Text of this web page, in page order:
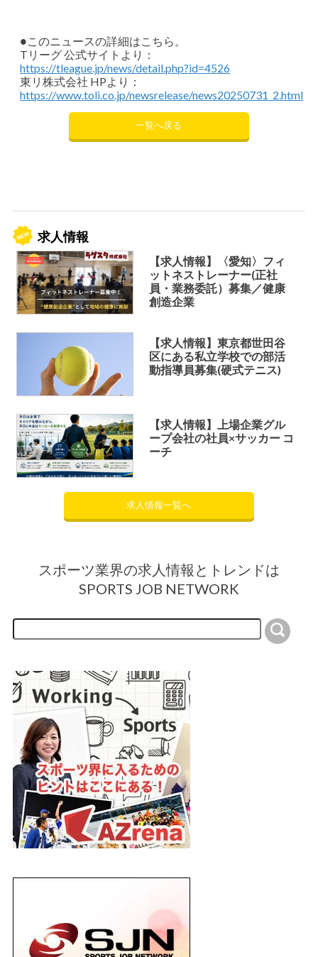
●このニュースの詳細はこちら。
Tリーグ 公式サイトより：
https://tleague.jp/news/detail.php?id=4526
東リ株式会社 HPより：
https://www.toli.co.jp/newsrelease/news20250731_2.html
一覧へ戻る
求人情報
【求人情報】〈愛知〉フィ
ットネストレーナー(正社
員・業務委託）募集／健康
創造企業
【求人情報】東京都世田谷
区にある私立学校での部活
動指導員募集(硬式テニス)
【求人情報】上場企業グル
ープ会社の社員×サッカー コ
ーチ
求人情報一覧へ
スポーツ業界の求人情報とトレンドは
SPORTS JOB NETWORK